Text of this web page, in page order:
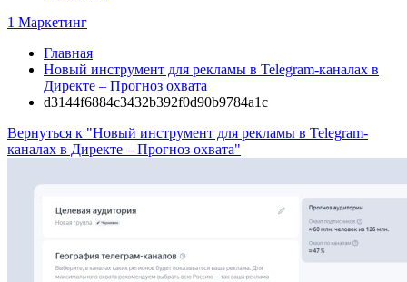
1 Маркетинг
Главная
Новый инструмент для рекламы в Telegram-каналах в
Директе – Прогноз охвата
d3144f6884c3432b392f0d90b9784a1c
Вернуться к "Новый инструмент для рекламы в Telegram-
каналах в Директе – Прогноз охвата"